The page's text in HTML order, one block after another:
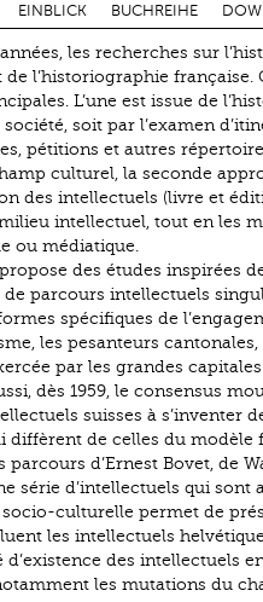
EINBLICK BUCHREIHE
les recherches sur
l’historiographie
L’une est issue de
soit par l’examen
pétitions et autres
culturel, la seconde
des intellectuels (livre et
intellectuel, tout en les
ou médiatique.
des études inspirées
de parcours intellectuels
spécifiques de
les pesanteurs
par les grandes
dès 1959, le consensus
suisses à s’inventer
diffèrent de celles du modèle
d’Ernest Bovet, de
série d’intellectuels qui sont
socio-culturelle permet de
les intellectuels
des intellectuels
les mutations du